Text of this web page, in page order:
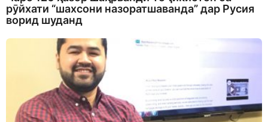
рӯйхати “шахсони назоратшаванда” дар Русия
ворид шуданд